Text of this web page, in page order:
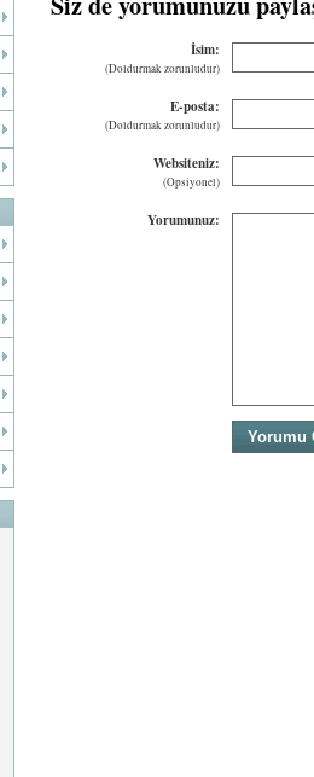
İsim:
(Doldurmak zorunludur)
E-posta:
(Doldurmak zorunludur)
Websiteniz:
(Opsiyonel)
Yorumunuz: